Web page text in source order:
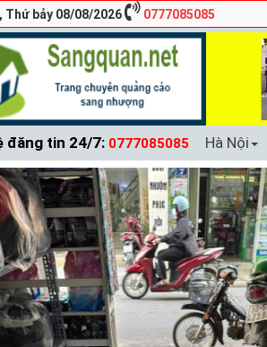
Thứ bảy 08/08/2026 0777085085
đăng tin 24/7: 0777085085 Hà Nội